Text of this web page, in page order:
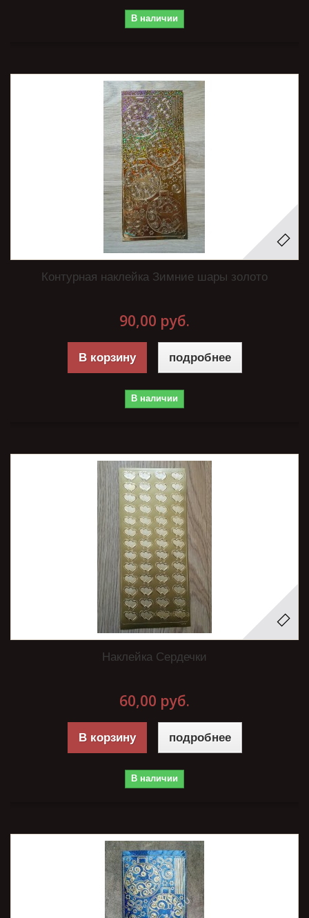
В наличии
Контурная наклейка Зимние шары золото
90,00 руб.
В корзину подробнее
В наличии
Наклейка Сердечки
60,00 руб.
В корзину подробнее
В наличии